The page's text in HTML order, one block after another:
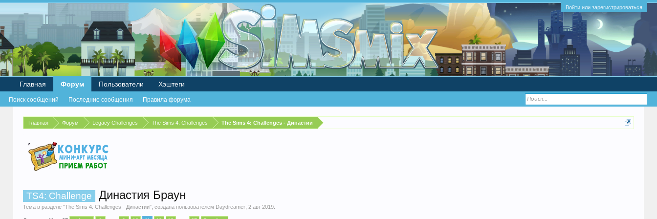
Войти или зарегистрироваться
Главная Форум Legacy Challenges The Sims 4: Challenges The Sims 4: Challenges - Династии
TS4: Challenge Династия Браун
Тема в разделе "The Sims 4: Challenges - Династии", создана пользователем Daydreamer, 2 авг 2019.
Главная Форум
Поиск сообщений Последние сообщения Правила форума
Пользователи Хэштеги